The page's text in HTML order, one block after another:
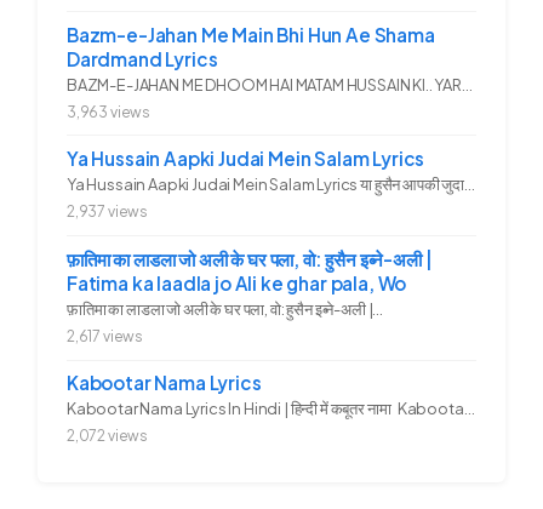
Bazm-e-Jahan Me Main Bhi Hun Ae Shama
Dardmand Lyrics
3,963 views
Ya Hussain Aapki Judai Mein Salam Lyrics
2,937 views
फ़ातिमा का लाडला जो अली के घर पला, वो: हुसैन इब्ने-अली |
Fatima ka laadla jo Ali ke ghar pala, Wo
फ़ातिमा का लाडला जो अली के घर पला, वो: हुसैन इब्ने-अली |...
2,617 views
Kabootar Nama Lyrics
Kabootar Nama Lyrics In Hindi | हिन्दी में कबूतर नामा Kabootar...
2,072 views